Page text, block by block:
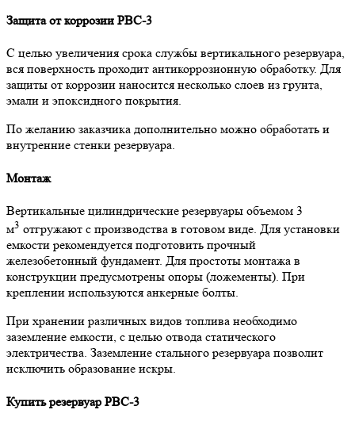
Защита от коррозии РВС-3
С целью увеличения срока службы вертикального резервуара,
вся поверхность проходит антикоррозионную обработку. Для
защиты от коррозии наносится несколько слоев из грунта,
эмали и эпоксидного покрытия.
По желанию заказчика дополнительно можно обработать и
внутренние стенки резервуара.
Монтаж
Вертикальные цилиндрические резервуары объемом 3
м3 отгружают с производства в готовом виде. Для установки
емкости рекомендуется подготовить прочный
железобетонный фундамент. Для простоты монтажа в
конструкции предусмотрены опоры (ложементы). При
креплении используются анкерные болты.
При хранении различных видов топлива необходимо
заземление емкости, с целью отвода статического
электричества. Заземление стального резервуара позволит
исключить образование искры.
Купить резервуар РВС-3